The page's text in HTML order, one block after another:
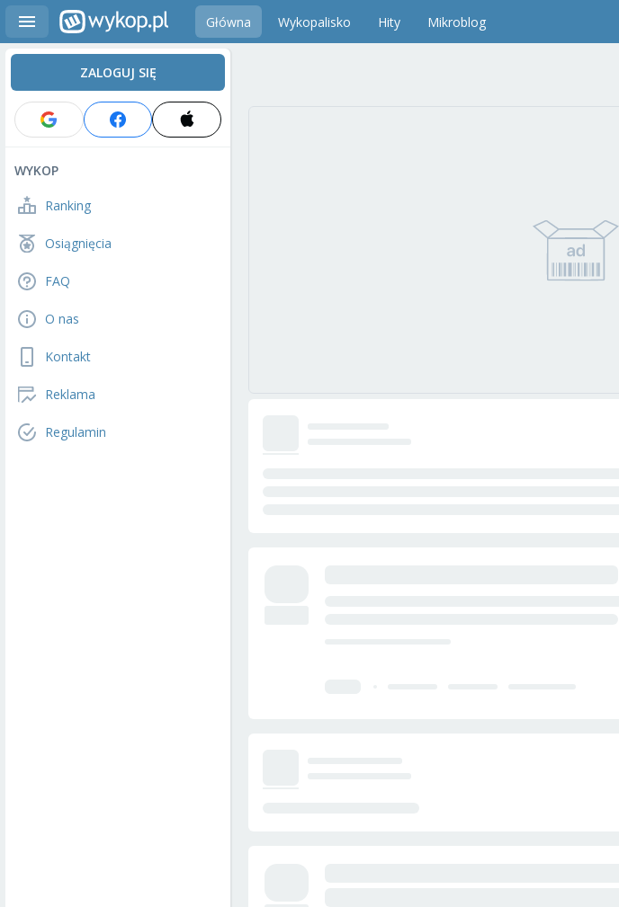
Główna Wykopalisko Hity Mikroblog
ZALOGUJ SIĘ
WYKOP
Ranking
Osiągnięcia
FAQ
O nas
Kontakt
Reklama
Regulamin